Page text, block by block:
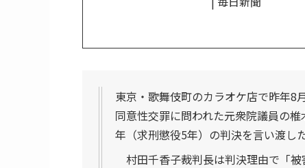
東京・歌舞伎町のカラオケ店で昨年8
同意性交罪に問われた元衆院議員の
年（求刑懲役5年）の判決を言い渡した
村田千香子裁判長は判決理由で「